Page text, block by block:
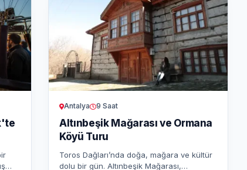
Antalya 9 Saat
Altınbeşik Mağarası ve Ormana
Köyü Turu
Toros Dağları’nda doğa, mağara ve kültür
dolu bir gün. Altınbeşik Mağarası,